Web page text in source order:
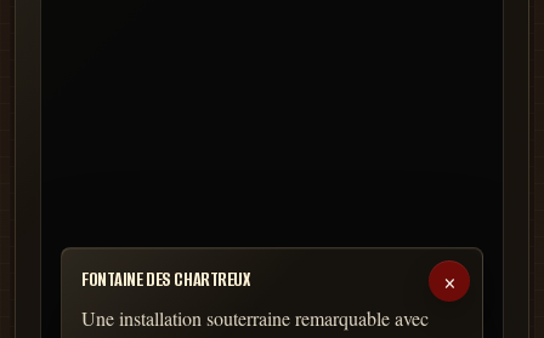
×
FONTAINE DES CHARTREUX
Une installation souterraine remarquable avec